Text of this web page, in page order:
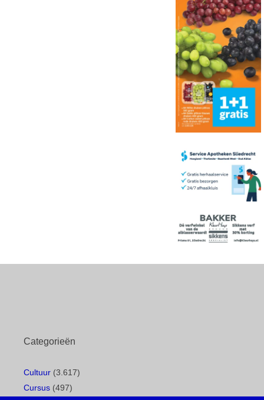
Categorieën
Cultuur (3.617)
Cursus (497)